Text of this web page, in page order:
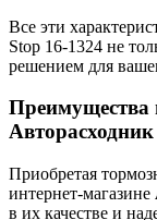
Все эти
Stop 16-1324 не
решением для
Преимущества
Авторасходник
Приобретая
интернет-магазине
в их качестве и